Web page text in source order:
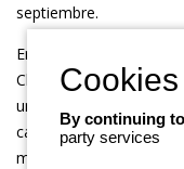
septiembre.
En esta jornada virtual,
Cheles Cantabrana,
un exceso de 21.621
casi la mitad de la
muestra que las
By continuing
party services